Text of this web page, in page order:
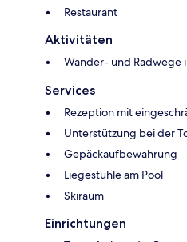
Restaurant
Aktivitäten
Wander- und Radwege
Services
Rezeption mit
Unterstützung bei der
Gepäckaufbewahrung
Liegestühle am Pool
Skiraum
Einrichtungen